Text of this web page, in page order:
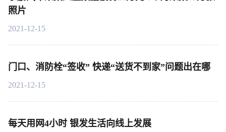
照片
2021-12-15
门口、消防栓“签收” 快递“送货不到家”问题出在哪
2021-12-15
每天用网4小时 银发生活向线上发展